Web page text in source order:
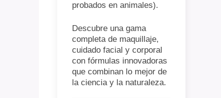
probados en animales).
Descubre una gama
completa de maquillaje,
cuidado facial y corporal
con fórmulas innovadoras
que combinan lo mejor de
la ciencia y la naturaleza.